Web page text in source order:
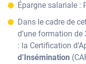
Épargne salariale :
Dans le cadre de
d’une formation
: la Certification
d’Insémination